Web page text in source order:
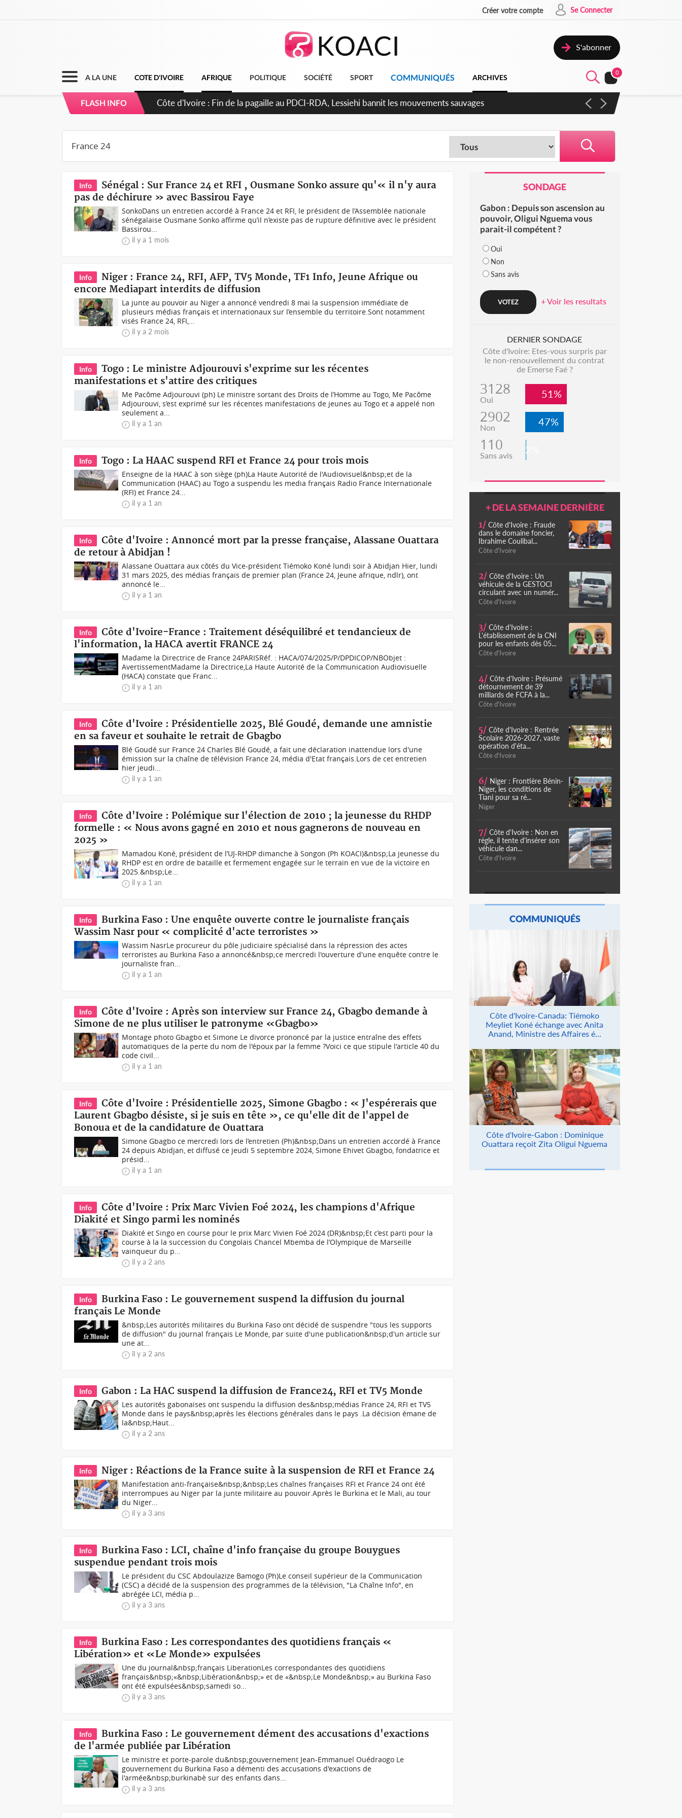
Créer votre compte Se Connecter
S'abonner
A LA UNE COTE D'IVOIRE AFRIQUE POLITIQUE SOCIÉTÉ SPORT COMMUNIQUÉS ARCHIVES
0
FLASH INFO
Info
Sénégal : Sur France 24 et RFI , Ousmane Sonko assure qu'« il n'y aura
pas de déchirure » avec Bassirou Faye
SonkoDans un entretien accordé à France 24 et RFI, le président de l’Assemblée nationale
sénégalaise Ousmane Sonko affirme qu’il n’existe pas de rupture définitive avec le président
Bassirou...
il y a 1 mois
Info
Niger : France 24, RFI, AFP, TV5 Monde, TF1 Info, Jeune Afrique ou
encore Mediapart interdits de diffusion
La junte au pouvoir au Niger a annoncé vendredi 8 mai la suspension immédiate de
plusieurs médias français et internationaux sur l’ensemble du territoire.Sont notamment
visés France 24, RFI,...
il y a 2 mois
Info
Togo : Le ministre Adjourouvi s'exprime sur les récentes
manifestations et s'attire des critiques
Me Pacôme Adjourouvi (ph) Le ministre sortant des Droits de l’Homme au Togo, Me Pacôme
Adjourouvi, s’est exprimé sur les récentes manifestations de jeunes au Togo et a appelé non
seulement a...
il y a 1 an
Info Togo : La HAAC suspend RFI et France 24 pour trois mois
Enseigne de la HAAC à son siège (ph)La Haute Autorité de l'Audiovisuel&nbsp;et de la
Communication (HAAC) au Togo a suspendu les media français Radio France Internationale
(RFI) et France 24...
il y a 1 an
Info
Côte d'Ivoire : Annoncé mort par la presse française, Alassane Ouattara
de retour à Abidjan !
Alassane Ouattara aux côtés du Vice-président Tiémoko Koné lundi soir à Abidjan Hier, lundi
31 mars 2025, des médias français de premier plan (France 24, Jeune afrique, ndlr), ont
annoncé le...
il y a 1 an
Info
Côte d'Ivoire-France : Traitement déséquilibré et tendancieux de
l'information, la HACA avertit FRANCE 24
Madame la Directrice de France 24PARISRéf. : HACA/074/2025/P/DPDICOP/NBObjet :
AvertissementMadame la Directrice,La Haute Autorité de la Communication Audiovisuelle
(HACA) constate que Franc...
il y a 1 an
Info
Côte d'Ivoire : Présidentielle 2025, Blé Goudé, demande une amnistie
en sa faveur et souhaite le retrait de Gbagbo
Blé Goudé sur France 24 Charles Blé Goudé, a fait une déclaration inattendue lors d'une
émission sur la chaîne de télévision France 24, média d'Etat français.Lors de cet entretien
hier jeudi...
il y a 1 an
Info
Côte d'Ivoire : Polémique sur l'élection de 2010 ; la jeunesse du RHDP
formelle : « Nous avons gagné en 2010 et nous gagnerons de nouveau en
2025 »
Mamadou Koné, président de l’UJ-RHDP dimanche à Songon (Ph KOACI)&nbsp;La jeunesse du
RHDP est en ordre de bataille et fermement engagée sur le terrain en vue de la victoire en
2025.&nbsp;Le...
il y a 1 an
Info
Burkina Faso : Une enquête ouverte contre le journaliste français
Wassim Nasr pour « complicité d'acte terroristes »
Wassim NasrLe procureur du pôle judiciaire spécialisé dans la répression des actes
terroristes au Burkina Faso a annoncé&nbsp;ce mercredi l'ouverture d'une enquête contre le
journaliste fran...
il y a 1 an
Info
Côte d'Ivoire : Après son interview sur France 24, Gbagbo demande à
Simone de ne plus utiliser le patronyme «Gbagbo»
Montage photo Gbagbo et Simone Le divorce prononcé par la justice entraîne des effets
automatiques de la perte du nom de l'époux par la femme ?Voici ce que stipule l'article 40 du
code civil...
il y a 1 an
Info
Côte d'Ivoire : Présidentielle 2025, Simone Gbagbo : « J'espérerais que
Laurent Gbagbo désiste, si je suis en tête », ce qu'elle dit de l'appel de
Bonoua et de la candidature de Ouattara
Simone Gbagbo ce mercredi lors de l’entretien (Ph)&nbsp;Dans un entretien accordé à France
24 depuis Abidjan, et diffusé ce jeudi 5 septembre 2024, Simone Ehivet Gbagbo, fondatrice et
présid...
il y a 1 an
Info
Côte d'Ivoire : Prix Marc Vivien Foé 2024, les champions d'Afrique
Diakité et Singo parmi les nominés
Diakité et Singo en course pour le prix Marc Vivien Foé 2024 (DR)&nbsp;Et c’est parti pour la
course à la la succession du Congolais Chancel Mbemba de l’Olympique de Marseille
vainqueur du p...
il y a 2 ans
Info
Burkina Faso : Le gouvernement suspend la diffusion du journal
français Le Monde
&nbsp;Les autorités militaires du Burkina Faso ont décidé de suspendre "tous les supports
de diffusion" du journal français Le Monde, par suite d'une publication&nbsp;d'un article sur
une at...
il y a 2 ans
Info Gabon : La HAC suspend la diffusion de France24, RFI et TV5 Monde
Les autorités gabonaises ont suspendu la diffusion des&nbsp;médias France 24, RFI et TV5
Monde dans le pays&nbsp;après les élections générales dans le pays .La décision émane de
la&nbsp;Haut...
il y a 2 ans
Info Niger : Réactions de la France suite à la suspension de RFI et France 24
Manifestation anti-française&nbsp;&nbsp;Les chaînes françaises RFI et France 24 ont été
interrompues au Niger par la junte militaire au pouvoir.Après le Burkina et le Mali, au tour
du Niger...
il y a 3 ans
Info
Burkina Faso : LCI, chaîne d'info française du groupe Bouygues
suspendue pendant trois mois
Le président du CSC Abdoulazize Bamogo (Ph)Le conseil supérieur de la Communication
(CSC) a décidé de la suspension des programmes de la télévision, "La Chaîne Info", en
abrégée LCI, média p...
il y a 3 ans
Info
Burkina Faso : Les correspondantes des quotidiens français «
Libération» et «Le Monde» expulsées
Une du journal&nbsp;français LiberationLes correspondantes des quotidiens
français&nbsp;«&nbsp;Libération&nbsp;» et de «&nbsp;Le Monde&nbsp;» au Burkina Faso
ont été expulsées&nbsp;samedi so...
il y a 3 ans
Info
Burkina Faso : Le gouvernement dément des accusations d'exactions
de l'armée publiée par Libération
Le ministre et porte-parole du&nbsp;gouvernement Jean-Emmanuel Ouédraogo Le
gouvernement du Burkina Faso a démenti des accusations d'exactions de
l'armée&nbsp;burkinabè sur des enfants dans...
il y a 3 ans
SONDAGE
Gabon : Depuis son ascension au
pouvoir, Oligui Nguema vous
parait-il compétent ?
Oui
Non
Sans avis
+ Voir les resultats
DERNIER SONDAGE
Côte d'Ivoire: Etes-vous surpris par
le non-renouvellement du contrat
de Emerse Faé ?
3128
Oui 51%
2902
Non 47%
110
Sans avis 2%
+ DE LA SEMAINE DERNIÈRE
1/ Côte d'Ivoire : Fraude
dans le domaine foncier,
Ibrahime Coulibal...
Côte d'Ivoire
2/ Côte d'Ivoire : Un
véhicule de la GESTOCI
circulant avec un numér...
Côte d'Ivoire
3/ Côte d'Ivoire :
L'établissement de la CNI
pour les enfants dès 05...
Côte d'Ivoire
4/ Côte d'Ivoire : Présumé
détournement de 39
milliards de FCFA à la...
Côte d'Ivoire
5/ Côte d'Ivoire : Rentrée
Scolaire 2026-2027, vaste
opération d'éta...
Côte d'Ivoire
6/ Niger : Frontière Bénin-
Niger, les conditions de
Tiani pour sa ré...
Niger
7/ Côte d'Ivoire : Non en
règle, il tente d'insérer son
véhicule dan...
Côte d'Ivoire
COMMUNIQUÉS
Côte d'Ivoire-Canada: Tiémoko
Meyliet Koné échange avec Anita
Anand, Ministre des Affaires é...
Côte d'Ivoire-Gabon : Dominique
Ouattara reçoit Zita Oligui Nguema